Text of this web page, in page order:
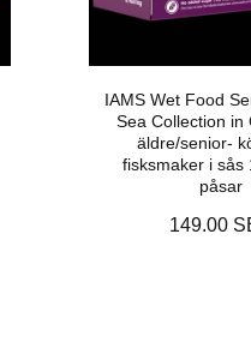
IAMS Wet Food
Sea Collection in
äldre/senior-
fisksmaker i sås
påsar
149.00